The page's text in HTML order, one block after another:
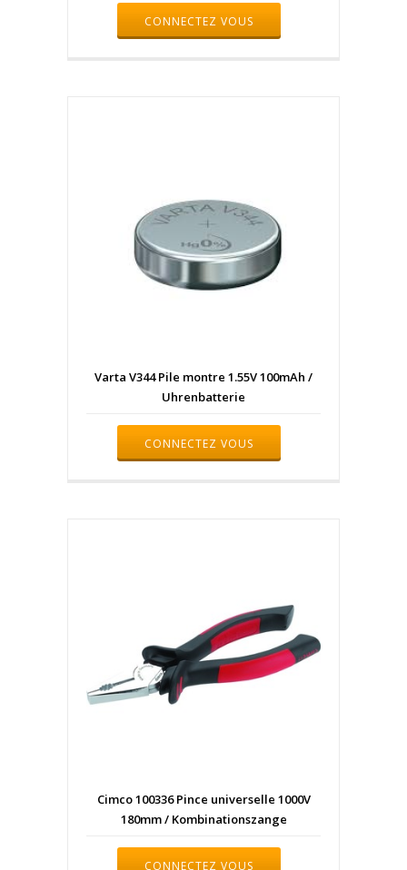
CONNECTEZ VOUS
Varta V344 Pile montre 1.55V 100mAh /
Uhrenbatterie
CONNECTEZ VOUS
Cimco 100336 Pince universelle 1000V
180mm / Kombinationszange
CONNECTEZ VOUS